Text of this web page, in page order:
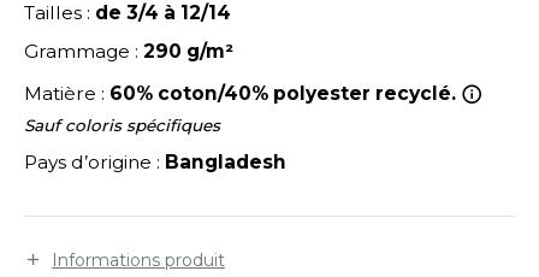
IN EUROPE
ROW
OF THE LOOM
OF THE LOOM VINTAGE
Tailles : de 3/4 à 12/14
Grammage : 290 g/m²
Matière : 60% coton/40% polyester recyclé.
Sauf coloris spécifiques
Pays d’origine : Bangladesh
Informations produit